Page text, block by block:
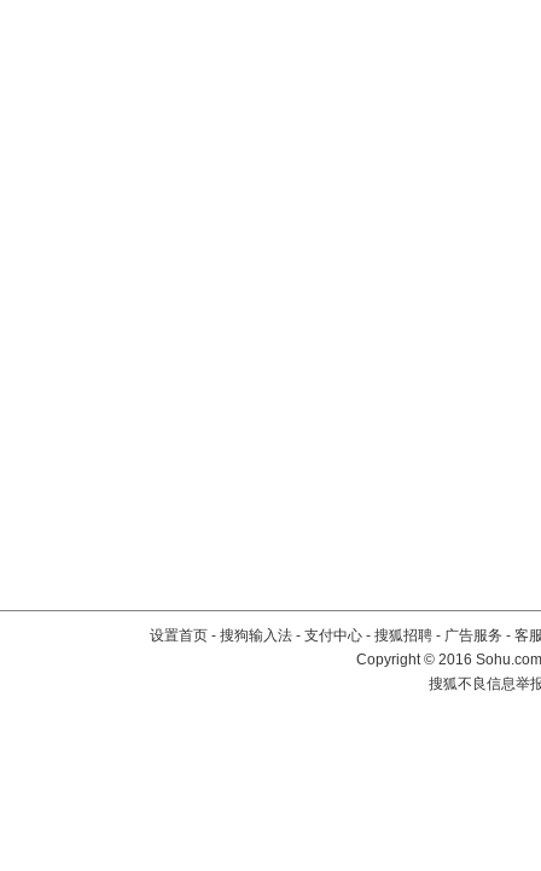
设置首页 - 搜狗输入法 - 支付中心 - 搜狐招聘 - 广告服务 - 客
Copyright©2016
搜狐不良信息举